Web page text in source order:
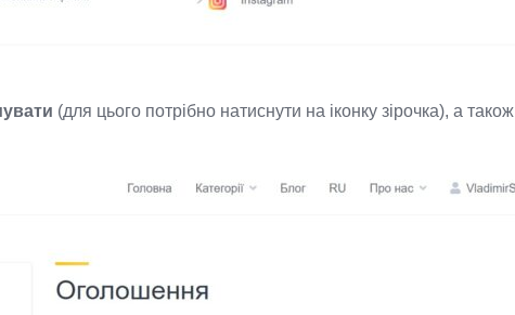
(для цього потрібно натиснути на іконку зірочка), а також